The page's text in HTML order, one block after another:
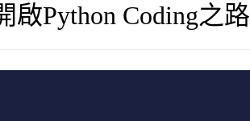
Python Coding之路